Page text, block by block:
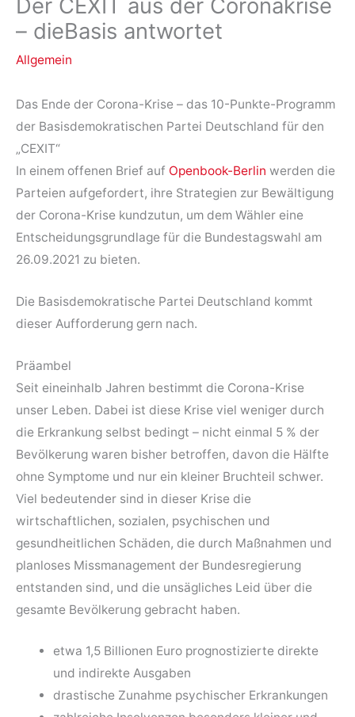
Der CEXIT aus der Coronakrise
– dieBasis antwortet
Allgemein
Das Ende der Corona-Krise – das 10-Punkte-Programm
der Basisdemokratischen Partei Deutschland für den
„CEXIT“
In einem offenen Brief auf Openbook-Berlin werden die
Parteien aufgefordert, ihre Strategien zur Bewältigung
der Corona-Krise kundzutun, um dem Wähler eine
Entscheidungsgrundlage für die Bundestagswahl am
26.09.2021 zu bieten.
Die Basisdemokratische Partei Deutschland kommt
dieser Aufforderung gern nach.
Präambel
Seit eineinhalb Jahren bestimmt die Corona-Krise
unser Leben. Dabei ist diese Krise viel weniger durch
die Erkrankung selbst bedingt – nicht einmal 5 % der
Bevölkerung waren bisher betroffen, davon die Hälfte
ohne Symptome und nur ein kleiner Bruchteil schwer.
Viel bedeutender sind in dieser Krise die
wirtschaftlichen, sozialen, psychischen und
gesundheitlichen Schäden, die durch Maßnahmen und
planloses Missmanagement der Bundesregierung
entstanden sind, und die unsägliches Leid über die
gesamte Bevölkerung gebracht haben.
etwa 1,5 Billionen Euro prognostizierte direkte
und indirekte Ausgaben
drastische Zunahme psychischer Erkrankungen